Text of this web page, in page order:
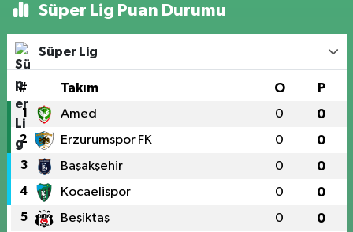
Süper Lig Puan Durumu
Süper Lig
# Takım O P
1 Amed 0 0
2 Erzurumspor FK 0 0
3 Başakşehir 0 0
4 Kocaelispor 0 0
5 Beşiktaş 0 0